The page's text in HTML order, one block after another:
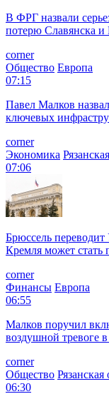
В ФРГ назвали
потерю Славянска и
corner
Общество Европа
07:15
Павел Малков
ключевых
corner
Экономика
07:06
Брюссель переводит
Кремля может стать
corner
Финансы Европа
06:55
Малков поручил
воздушной тревоге
corner
Общество Рязанская
06:30